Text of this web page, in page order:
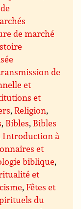
de marché
de
et
et
,Religion,
, Bibles, Bibles
Introduction à
et
biblique,
et
,Fêtes et
du